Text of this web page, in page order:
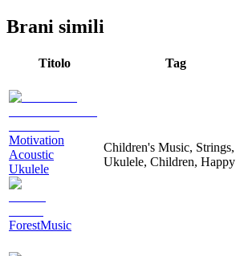
Brani simili
Titolo Tag
Motivation
Acoustic
Ukulele
ForestMusic
Children's Music, Strings,
Ukulele, Children, Happy